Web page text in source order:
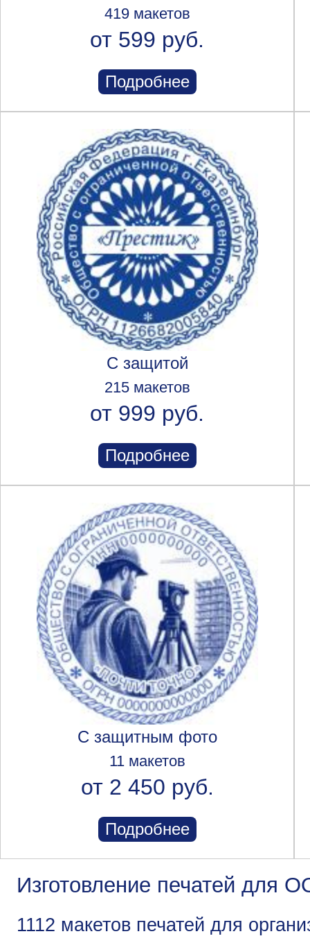
419 макетов
от 599 руб.
Подробнее
С защитой
215 макетов
от 999 руб.
Подробнее
С защитным фото
11 макетов
от 2 450 руб.
Подробнее
Изготовление печатей для
1112 макетов печатей для